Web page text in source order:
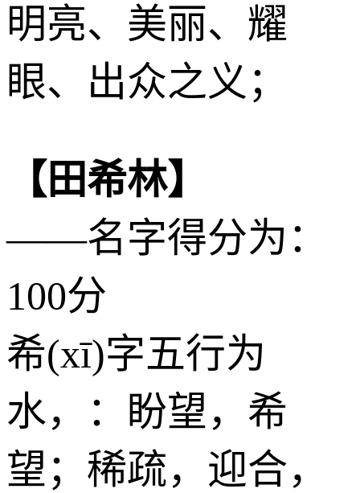
明亮、美丽、耀
眼、出众之义；
【田希林】
——名字得分为：
100分
希(xī)字五行为
水，：盼望，希
望；稀疏，迎合，